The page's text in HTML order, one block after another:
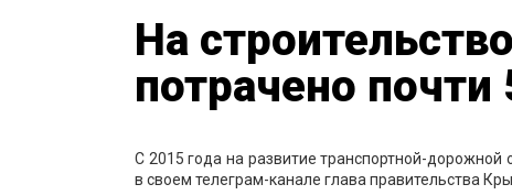
На
потрачено
С 2015 года на развитие транспортной-
в своем телеграм-канале глава правительства